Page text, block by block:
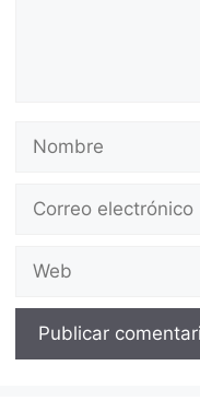
Nombre
Correo
Web